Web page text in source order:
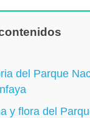
del Parque
y flora del